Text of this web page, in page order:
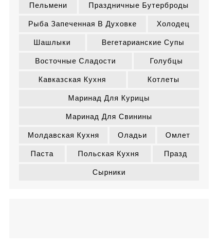
Пельмени Праздничные Бутерброды
Рыба Запеченная В Духовке Холодец
Шашлыки Вегетарианские Супы
Восточные Сладости Голубцы
Кавказская Кухня Котлеты
Маринад Для Курицы
Маринад Для Свинины
Молдавская Кухня Оладьи Омлет
Паста Польская Кухня Празд
Сырники